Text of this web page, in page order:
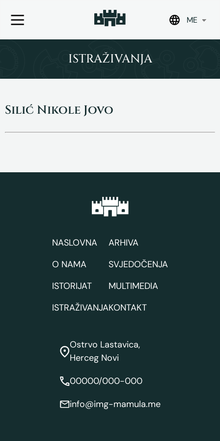
ME
ISTRAŽIVANJA
Silić Nikole Jovo
NASLOVNA
O NAMA
ISTORIJAT
ISTRAŽIVANJA
ARHIVA
SVJEDOČENJA
MULTIMEDIA
KONTAKT
Ostrvo Lastavica,
Herceg Novi
00000/000-000
info@img-mamula.me